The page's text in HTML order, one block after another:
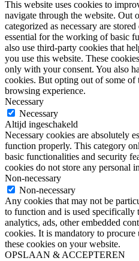
This website uses cookies to
navigate through the website. Out
categorized as necessary are
essential for the working of basic
also use third-party cookies that
you use this website. These
only with your consent. You also
cookies. But opting out of some of
browsing experience.
Necessary
Necessary
Altijd ingeschakeld
Necessary cookies are absolutely
function properly. This category
basic functionalities and security
cookies do not store any personal
Non-necessary
Non-necessary
Any cookies that may not be
to function and is used specifically
analytics, ads, other embedded
cookies. It is mandatory to
these cookies on your website.
OPSLAAN & ACCEPTEREN